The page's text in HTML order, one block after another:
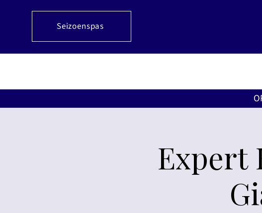
Seizoenspas
Expert